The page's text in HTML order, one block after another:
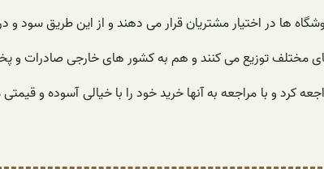
ها در اختیار مشتریان قرار می دهند و از این طریق سود
مختلف توزیع می کنند و هم به کشور های خارجی صادرات و
کرد و با مراجعه به آنها خرید خود را با خیالی آسوده